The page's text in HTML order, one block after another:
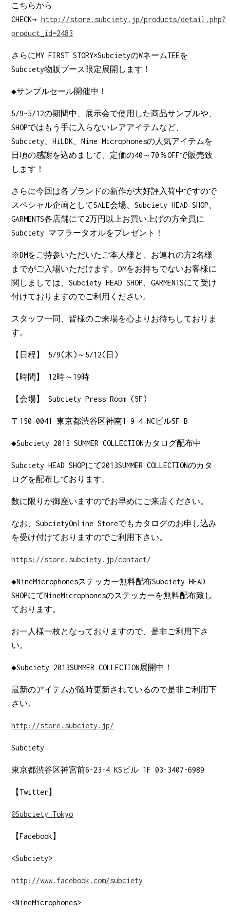
こちらから
CHECK→http://store.subciety.jp/products/detail.php?
product_id=2483
さらにMY FIRST STORY×SubcietyのWネームTEEを
Subciety物販ブース限定展開します！
◆サンプルセール開催中！
5/9~5/12の期間中、展示会で使用した商品サンプルや、
SHOPではもう手に入らないレアアイテムなど、
Subciety、HiLDK、Nine Microphonesの人気アイテムを
日頃の感謝を込めまして、定価の40～70％OFFで販売致
します！
さらに今回は各ブランドの新作が大好評入荷中ですので
スペシャル企画としてSALE会場、Subciety HEAD SHOP、
GARMENTS各店舗にて2万円以上お買い上げの方全員に
Subciety マフラータオルをプレゼント！
※DMをご持参いただいたご本人様と、お連れの方2名様
までがご入場いただけます。DMをお持ちでないお客様に
関しましては、Subciety HEAD SHOP、GARMENTSにて受け
付けておりますのでご利用ください。
スタッフ一同、皆様のご来場を心よりお待ちしておりま
す。
【日程】 5/9(木)～5/12(日)
【時間】 12時～19時
【会場】 Subciety Press Room (5F)
〒150-0041 東京都渋谷区神南1-9-4 NCビル5F-B
◆Subciety 2013 SUMMER COLLECTIONカタログ配布中
Subciety HEAD SHOPにて2013SUMMER COLLECTIONのカタ
ログを配布しております。
数に限りが御座いますのでお早めにご来店ください。
なお、SubcietyOnline Storeでもカタログのお申し込み
を受け付けておりますのでご利用下さい。
https://store.subciety.jp/contact/
◆NineMicrophonesステッカー無料配布Subciety HEAD
SHOPにてNineMicrophonesのステッカーを無料配布致し
ております。
お一人様一枚となっておりますので、是非ご利用下さ
い。
◆Subciety 2013SUMMER COLLECTION展開中！
最新のアイテムが随時更新されているので是非ご利用下
さい。
http://store.subciety.jp/
Subciety
東京都渋谷区神宮前6-23-4 KSビル 1F 03-3407-6989
【Twitter】
@Subciety_Tokyo
【Facebook】
<Subciety>
http://www.facebook.com/subciety
<NineMicrophones>